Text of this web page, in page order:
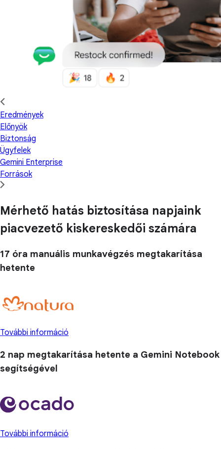
Eredmények
Előnyök
Biztonság
Ügyfelek
Gemini Enterprise
Források
Mérhető hatás biztosítása napjaink
piacvezető kiskereskedői számára
17 óra manuális munkavégzés megtakarítása
hetente
További információ
2 nap megtakarítása hetente a Gemini Notebook
segítségével
További információ